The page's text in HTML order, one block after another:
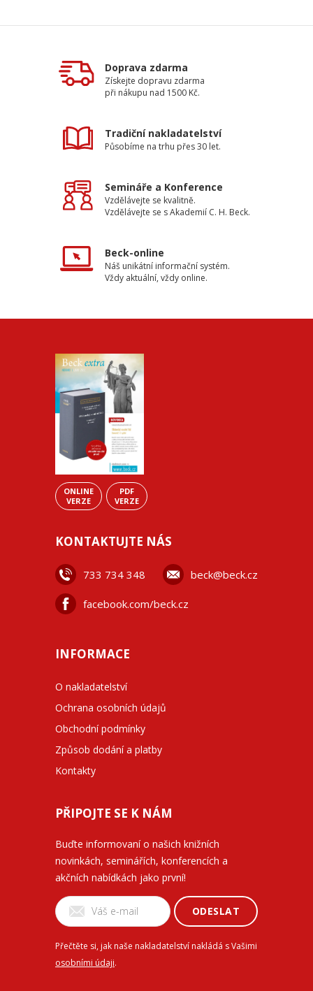
Doprava zdarma
Získejte dopravu zdarma
při nákupu nad 1500 Kč.
Tradiční nakladatelství
Působíme na trhu přes 30 let.
Semináře a Konference
Vzdělávejte se kvalitně.
Vzdělávejte se s Akademií C. H. Beck.
Beck-online
Náš unikátní informační systém.
Vždy aktuální, vždy online.
ONLINE
VERZE
PDF
VERZE
KONTAKTUJTE NÁS
733 734 348 beck@beck.cz
facebook.com/beck.cz
INFORMACE
O nakladatelství
Ochrana osobních údajů
Obchodní podmínky
Způsob dodání a platby
Kontakty
PŘIPOJTE SE K NÁM
Buďte informovaní o našich knižních
novinkách, seminářích, konferencích a
akčních nabídkách jako první!
ODESLAT
Přečtěte si, jak naše nakladatelství nakládá s Vašimi
osobními údaji.